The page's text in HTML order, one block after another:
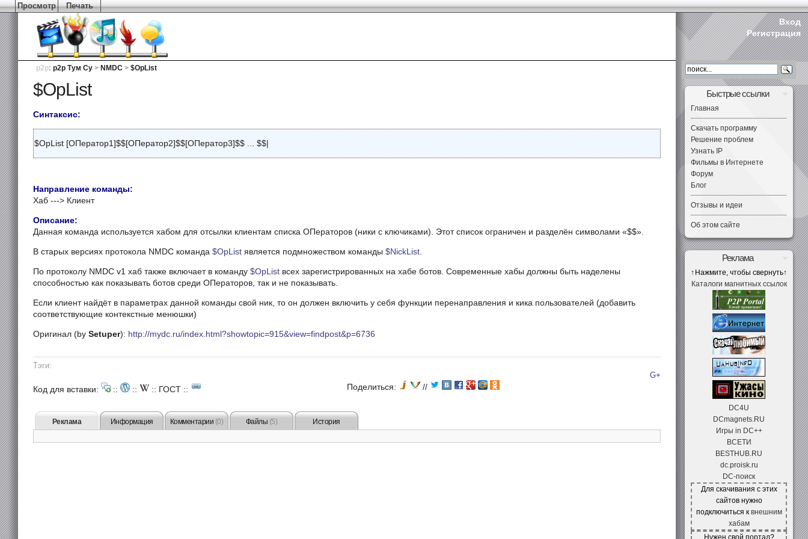
Просмотр Печать
Вход
Регистрация
p2p: p2p Тум Су > NMDC > $OpList
$OpList
Синтаксис:
$OpList [ОПератор1]$$[ОПератор2]$$[ОПератор3]$$ ... $$|
Направление команды:
Хаб ---> Клиент
Описание:
Данная команда используется хабом для отсылки клиентам списка ОПераторов (ники с ключиками). Этот список ограничен и разделён символами «$$».
В старых версиях протокола NMDC команда $OpList является подмножеством команды $NickList
По протоколу NMDC v1 хаб также включает в команду $OpList всех зарегистрированных на хабе ботов. Современные хабы должны быть наделены
способностью как показывать ботов среди ОПераторов, так и не показывать.
Если клиент найдёт в параметрах данной команды свой ник, то он должен включить у себя функции перенаправления и кика пользователей (добавить
соответствующие контекстные менюшки)
Оригинал (by Setuper): http://mydc.ru/index.html?showtopic=915&view=findpost&p=6736
Тэги:
G+
Код для вставки: :: :: :: ГОСТ :: Поделиться: //
Реклама Информация Комментарии (0) Файлы (5) История
Быстрые ссылки
Главная
Скачать программу
Решение проблем
Узнать IP
Фильмы в Интернете
Форум
Блог
Отзывы и идеи
Об этом сайте
Реклама
↑ ↑
Нажмите, чтобы свернуть
Каталоги магнитных ссылок
DC4U
DCmagnets.RU
Игры in DC++
ВСЕТИ
BESTHUB.RU
dc.proisk.ru
DC-поиск
Для скачивания с этих
сайтов нужно
подключиться к внешним
хабам
Нужен свой портал?